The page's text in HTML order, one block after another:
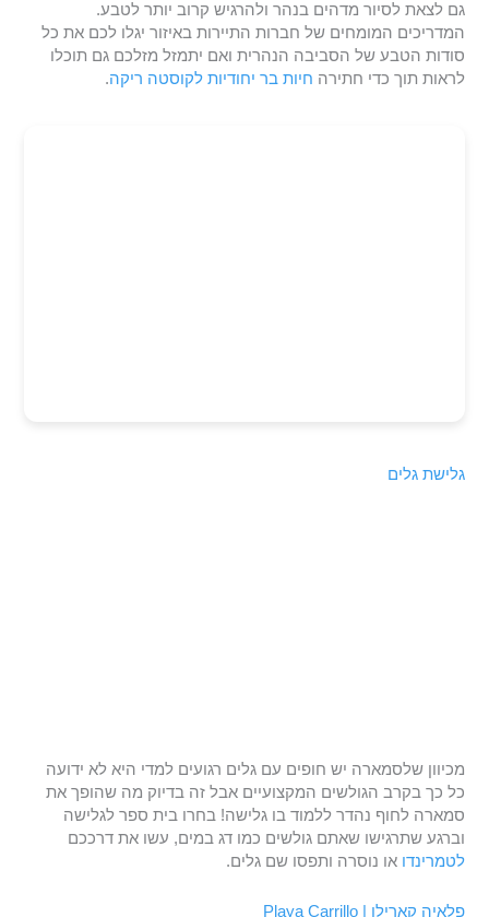
גם לצאת לסיור מדהים בנהר ולהרגיש קרוב יותר לטבע.
המדריכים המומחים של חברות התיירות באיזור יגלו לכם את כל
סודות הטבע של הסביבה הנהרית ואם יתמזל מזלכם גם תוכלו
לראות תוך כדי חתירה חיות בר יחודיות לקוסטה ריקה.
גלישת גלים
מכיוון שלסמארה יש חופים עם גלים רגועים למדי היא לא ידועה
כל כך בקרב הגולשים המקצועיים אבל זה בדיוק מה שהופך את
סמארה לחוף נהדר ללמוד בו גלישה! בחרו בית ספר לגלישה
וברגע שתרגישו שאתם גולשים כמו דג במים, עשו את דרככם
לטמרינדו או נוסרה ותפסו שם גלים.
פלאיה קארילו | Playa Carrillo